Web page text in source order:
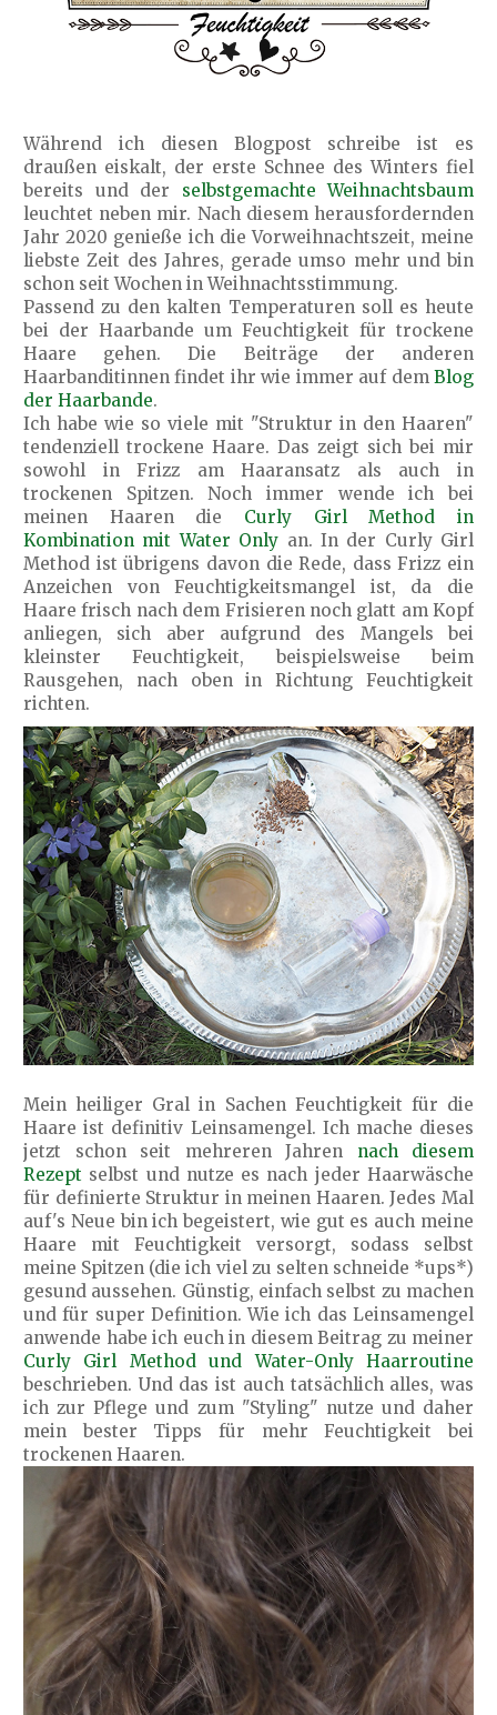
Während ich diesen Blogpost schreibe ist es
draußen eiskalt, der erste Schnee des Winters fiel
bereits und der selbstgemachte Weihnachtsbaum
leuchtet neben mir. Nach diesem herausfordernden
Jahr 2020 genieße ich die Vorweihnachtszeit, meine
liebste Zeit des Jahres, gerade umso mehr und bin
schon seit Wochen in Weihnachtsstimmung.
Passend zu den kalten Temperaturen soll es heute
bei der Haarbande um Feuchtigkeit für trockene
Haare gehen. Die Beiträge der anderen
Haarbanditinnen findet ihr wie immer auf dem Blog
der Haarbande.
Ich habe wie so viele mit "Struktur in den Haaren"
tendenziell trockene Haare. Das zeigt sich bei mir
sowohl in Frizz am Haaransatz als auch in
trockenen Spitzen. Noch immer wende ich bei
meinen Haaren die Curly Girl Method in
Kombination mit Water Only an. In der Curly Girl
Method ist übrigens davon die Rede, dass Frizz ein
Anzeichen von Feuchtigkeitsmangel ist, da die
Haare frisch nach dem Frisieren noch glatt am Kopf
anliegen, sich aber aufgrund des Mangels bei
kleinster Feuchtigkeit, beispielsweise beim
Rausgehen, nach oben in Richtung Feuchtigkeit
richten.
Mein heiliger Gral in Sachen Feuchtigkeit für die
Haare ist definitiv Leinsamengel. Ich mache dieses
jetzt schon seit mehreren Jahren nach diesem
Rezept selbst und nutze es nach jeder Haarwäsche
für definierte Struktur in meinen Haaren. Jedes Mal
auf's Neue bin ich begeistert, wie gut es auch meine
Haare mit Feuchtigkeit versorgt, sodass selbst
meine Spitzen (die ich viel zu selten schneide *ups*)
gesund aussehen. Günstig, einfach selbst zu machen
und für super Definition. Wie ich das Leinsamengel
anwende habe ich euch in diesem Beitrag zu meiner
Curly Girl Method und Water-Only Haarroutine
beschrieben. Und das ist auch tatsächlich alles, was
ich zur Pflege und zum "Styling" nutze und daher
mein bester Tipps für mehr Feuchtigkeit bei
trockenen Haaren.